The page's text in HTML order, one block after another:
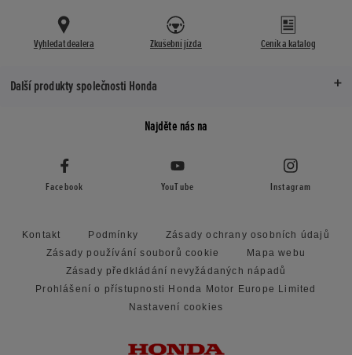
Vyhledat dealera Zkušební jízda Ceník a katalog
Další produkty společnosti Honda
Najděte nás na
Facebook YouTube Instagram
Kontakt Podmínky
Zásady ochrany osobních údajů
Zásady používání souborů cookie
Mapa webu
Zásady předkládání nevyžádaných nápadů
Prohlášení o přístupnosti Honda Motor Europe Limited
Nastavení cookies